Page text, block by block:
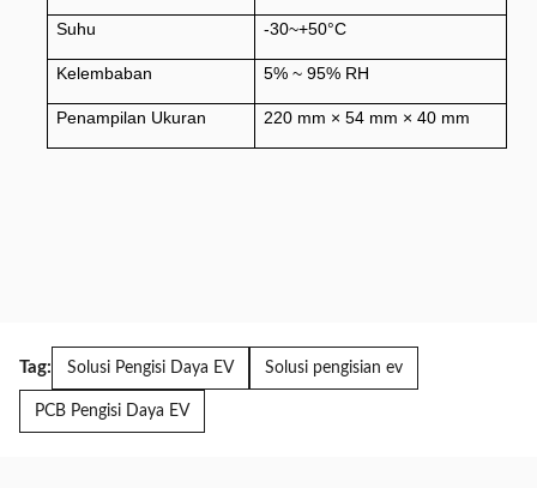
Suhu -30~+50°C
Kelembaban 5% ~ 95% RH
Penampilan Ukuran 220 mm × 54 mm × 40 mm
Tag: Solusi Pengisi Daya EV Solusi pengisian ev
PCB Pengisi Daya EV